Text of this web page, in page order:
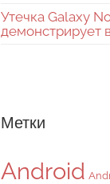
Утечка Galaxy
демонстрирует
Метки
Android